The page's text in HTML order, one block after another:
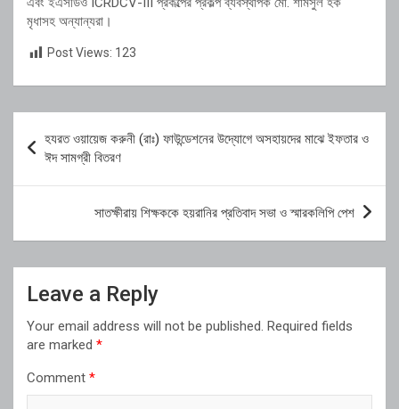
মৃধাসহ অন্যান্যরা।
Post Views: 123
navigation
হযরত ওয়ায়েজ করুনী (রাঃ) ফাউন্ডেশনের উদ্যোগে অসহায়দের মাঝে ইফতার ও
ঈদ সামগ্রী বিতরণ
সাতক্ষীরায় শিক্ষককে হয়রানির প্রতিবাদ সভা ও স্মারকলিপি পেশ
Leave a Reply
Your email address will not be published. Required fields
are marked *
Comment *